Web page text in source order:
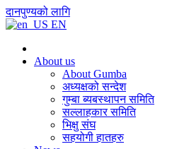
दानपुण्यको लागि
EN
About us
About Gumba
अध्यक्षको सन्देश
गुम्बा ब्यबस्थापन समिति
सल्लाहकार समिति
भिक्षु संघ
सहयोगी हातहरु